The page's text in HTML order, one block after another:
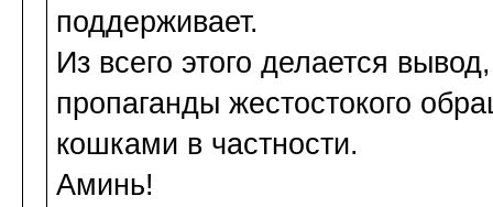
поддерживает.
Из всего этого делается
пропаганды жестостокого
кошками в частности.
Аминь!